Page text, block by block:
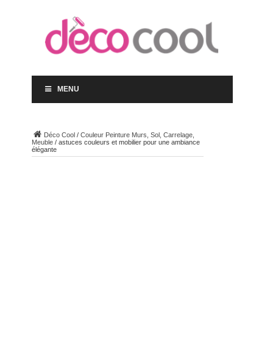
MENU
Déco Cool/ Couleur Peinture Murs, Sol, Carrelage,
Meuble/ astuces couleurs et mobilier pour une ambiance
élégante